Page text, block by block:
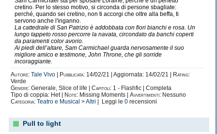
cretino. Per lo stesso motivo, si circonda di persone sbagliate:
perché, quando sei cretino, non ti accorgi che oltre alla beffa, ti
servono anche l'inganno.
La cattedrale di San Patrizio è addobbata con fiori bianchi e rosa. Un
lungo tappeto rosso percorre la navata, circondato da banchi coperti
da paramenti color avorio.
Ai piedi dell’altare, Sam Carmichael guarda nervosamente il suo
migliore amico e testimone, John Throne, che gli sorride
incoraggiante.
Autore: Tale Vivo Pubblicata: 14/02/21 | Aggiornata: 14/02/21 |
Rating:
Verde
Genere: Generale, Slice of life | Capitoli: 1 - Flashfic | Completa
Tipo di coppia: Het |
Note: Missing Moments | Avvertimenti: Nessuno
Categoria: Teatro e Musical >Altri | Leggi le 0 recensioni
Pull to light